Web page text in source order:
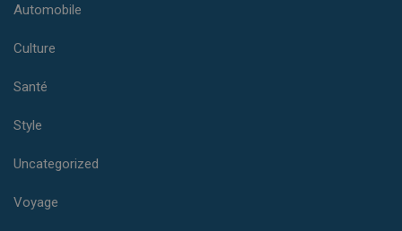
Automobile
Culture
Santé
Style
Uncategorized
Voyage